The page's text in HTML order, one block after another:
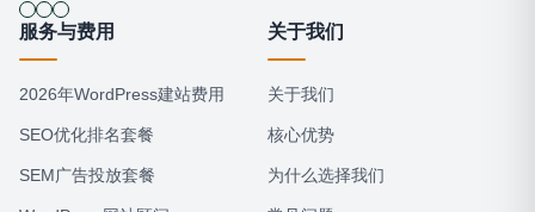
服务与费用
2026年WordPress建站费用
SEO优化排名套餐
SEM广告投放套餐
关于我们
关于我们
核心优势
为什么选择我们